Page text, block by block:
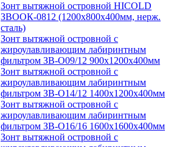
Зонт вытяжной островной HICOLD
ЗВООК-0812 (1200х800x400мм, нерж.
сталь)
Зонт вытяжной островной с
жироулавливающим лабиринтным
фильтром ЗВ-О09/12 900х1200х400мм
Зонт вытяжной островной с
жироулавливающим лабиринтным
фильтром ЗВ-О14/12 1400х1200х400мм
Зонт вытяжной островной с
жироулавливающим лабиринтным
фильтром ЗВ-О16/16 1600х1600х400мм
Зонт вытяжной островной с